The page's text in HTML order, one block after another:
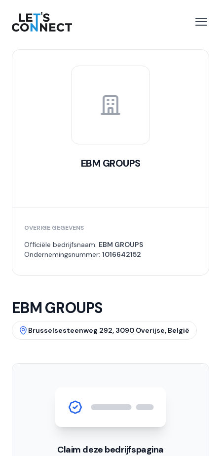
Let's Connect
EBM GROUPS
OVERIGE GEGEVENS
Officiële bedrijfsnaam: EBM GROUPS
Ondernemingsnummer: 1016642152
EBM GROUPS
Brusselsesteenweg 292, 3090 Overijse, België
Claim deze bedrijfspagina